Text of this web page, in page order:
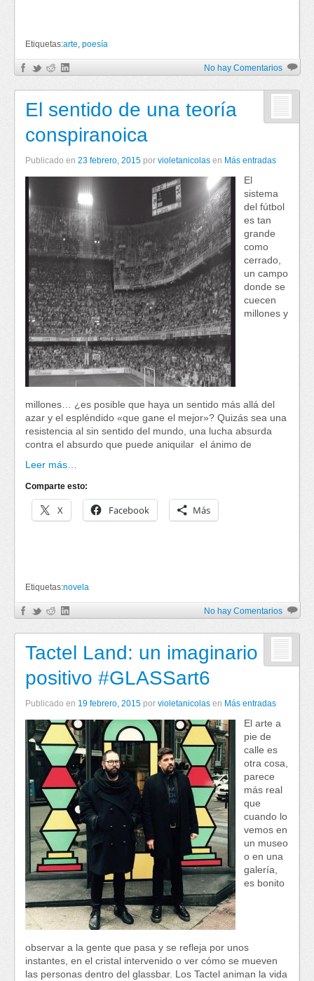
Etiquetas:arte, poesía
No hay Comentarios
El sentido de una teoría
conspiranoica
Publicado en 23 febrero, 2015 por violetanicolas en Más entradas
El
sistema
del fútbol
es tan
grande
como
cerrado,
un campo
donde se
cuecen
millones y
millones… ¿es posible que haya un sentido más allá del
azar y el espléndido «que gane el mejor»? Quizás sea una
resistencia al sin sentido del mundo, una lucha absurda
contra el absurdo que puede aniquilar el ánimo de
Leer más…
Comparte esto:
X Facebook Más
Etiquetas:novela
No hay Comentarios
Tactel Land: un imaginario
positivo #GLASSart6
Publicado en 19 febrero, 2015 por violetanicolas en Más entradas
El arte a
pie de
calle es
otra cosa,
parece
más real
que
cuando lo
vemos en
un museo
o en una
galería,
es bonito
observar a la gente que pasa y se refleja por unos
instantes, en el cristal intervenido o ver cómo se mueven
las personas dentro del glassbar. Los Tactel animan la vida